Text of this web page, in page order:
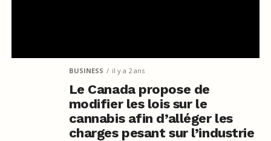
BUSINESS il y a 2 ans
Le Canada propose de
modifier les lois sur le
cannabis afin d’alléger les
charges pesant sur l’industrie